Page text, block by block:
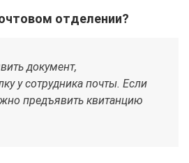
отделении?
документ,
у сотрудника почты. Если
предъявить квитанцию